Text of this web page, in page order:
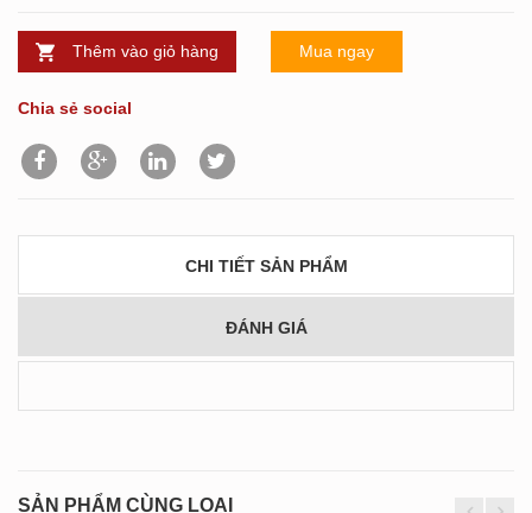
Thêm vào giỏ hàng Mua ngay
Chia sẻ social
CHI TIẾT SẢN PHẨM
ĐÁNH GIÁ
SẢN PHẨM CÙNG LOẠI